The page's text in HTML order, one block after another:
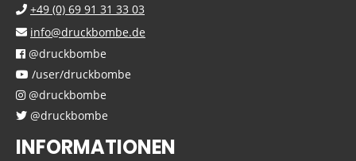
+49 (0) 69 91 31 33 03
info@druckbombe.de
@druckbombe
/user/druckbombe
@druckbombe
@druckbombe
INFORMATIONEN